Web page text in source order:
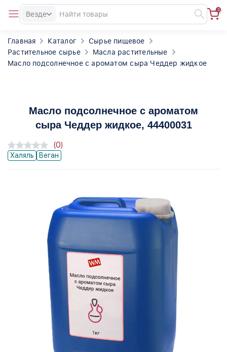
Везде
0
Главная Каталог
Сырье пищевое
Растительное сырье
Масла растительные
Масло подсолнечное с ароматом сыра Чеддер жидкое
Масло подсолнечное с ароматом
сыра Чеддер жидкое, 44400031
Халяль Веган
(0)